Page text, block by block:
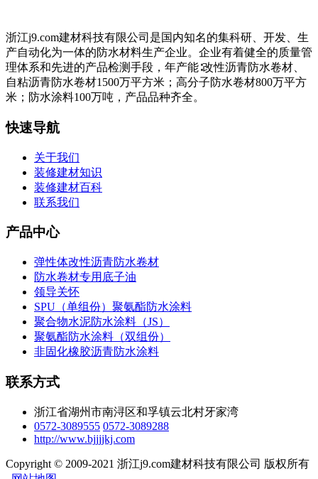
浙江j9.com建材科技有限公司是国内知名的集科研、开发、生
产自动化为一体的防水材料生产企业。企业有着健全的质量管
理体系和先进的产品检测手段，年产能∶改性沥青防水卷材、
自粘沥青防水卷材1500万平方米；高分子防水卷材800万平方
米；防水涂料100万吨，产品品种齐全。
快速导航
关于我们
装修建材知识
装修建材百科
联系我们
产品中心
弹性体改性沥青防水卷材
防水卷材专用底子油
领导关怀
SPU（单组份）聚氨酯防水涂料
聚合物水泥防水涂料（JS）
聚氨酯防水涂料（双组份）
非固化橡胶沥青防水涂料
联系方式
浙江省湖州市南浔区和孚镇云北村牙家湾
0572-3089555 0572-3089288
http://www.bjjjjkj.com
Copyright © 2009-2021 浙江j9.com建材科技有限公司 版权所有